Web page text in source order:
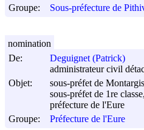
Groupe:
Sous-préfecture de
De:
Deguignet (Patrick)
administrateur civil
Objet:
sous-préfet de Montargis
sous-préfet de 1re
préfecture de l'Eure
Groupe:
Préfecture de l'Eure
nomination